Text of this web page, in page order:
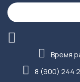
Время
8 (900) 244